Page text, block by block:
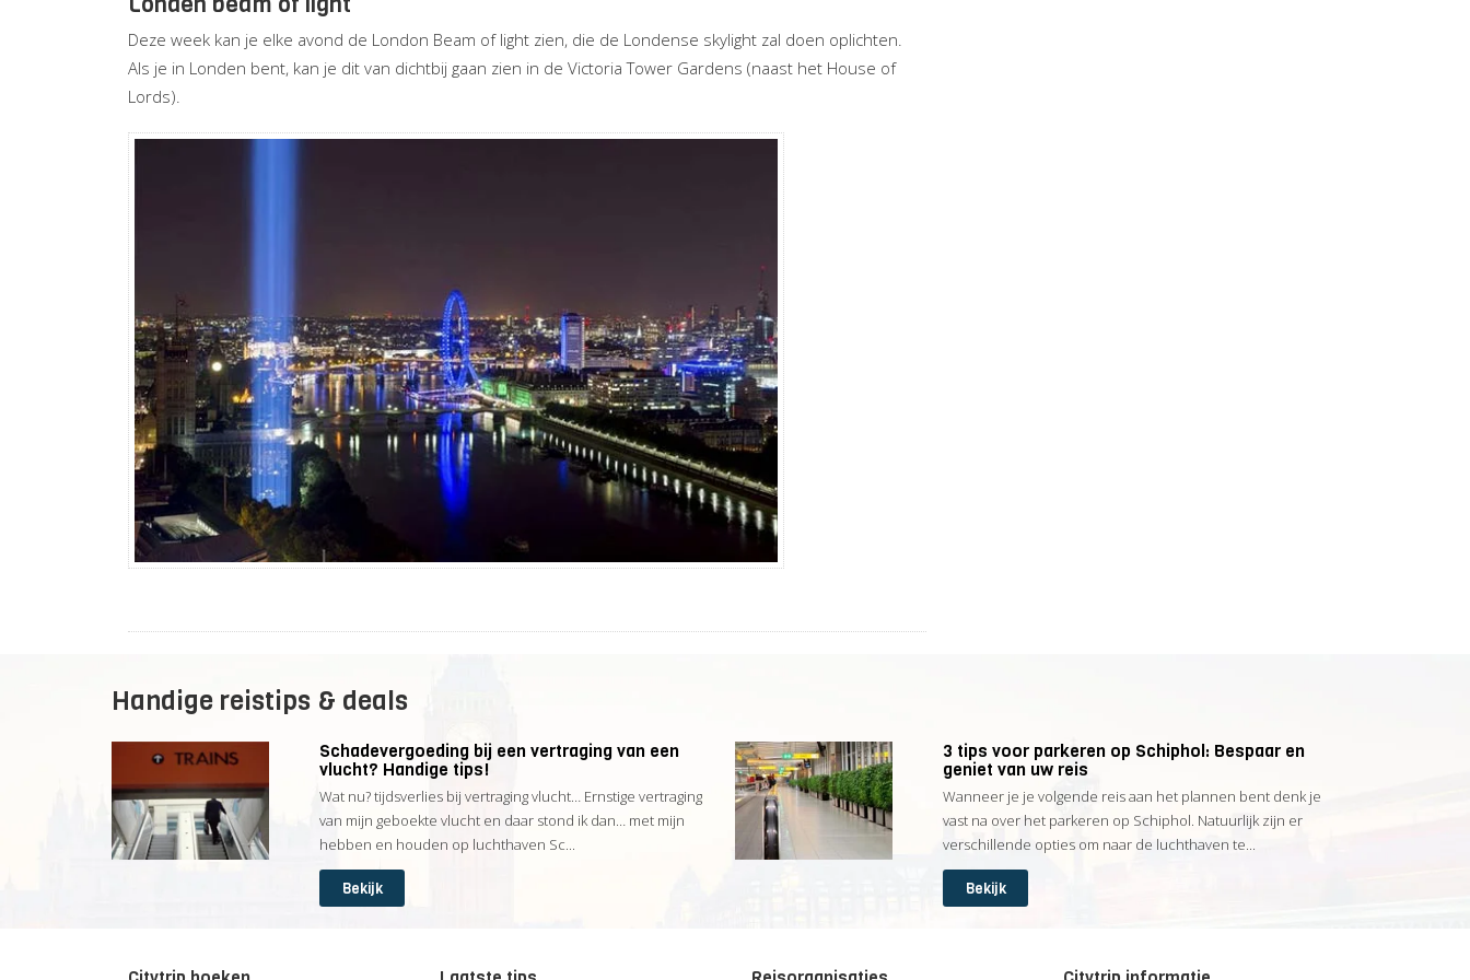
Deze week kan je elke avond de London Beam of light zien, die de Londense skylight zal doen oplichten.
Als je in Londen bent, kan je dit van dichtbij gaan zien in de Victoria Tower Gardens (naast het House of
Lords).
Handige reistips & deals
Schadevergoeding bij een vertraging van een
vlucht? Handige tips!
Wat nu? tijdsverlies bij vertraging vlucht… Ernstige vertraging
van mijn geboekte vlucht en daar stond ik dan… met mijn
hebben en houden op luchthaven Sc...
Bekijk
3 tips voor parkeren op Schiphol: Bespaar en
geniet van uw reis
Wanneer je je volgende reis aan het plannen bent denk je
vast na over het parkeren op Schiphol. Natuurlijk zijn er
verschillende opties om naar de luchthaven te...
Bekijk